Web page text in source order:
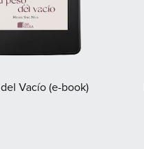
Vacío (e-book)